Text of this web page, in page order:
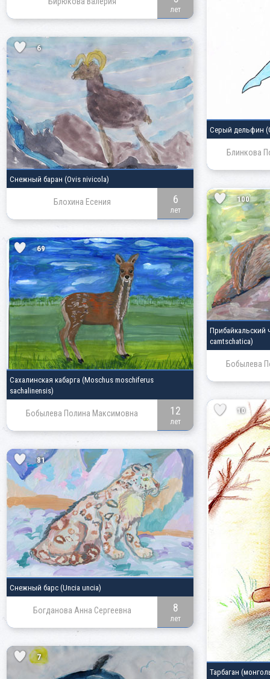
лет
Серый дельфин
Блинкова
6
Снежный баран (Ovis nivicola)
Блохина Есения 6
лет
100
camtschatica)
Бобылева
69
Сахалинская кабарга (Moschus moschiferus
sachalinensis)
Бобылева Полина Максимовна 12
лет
10
Тарбаган
81
Снежный барс (Uncia uncia)
Богданова Анна Сергеевна 8
лет
7